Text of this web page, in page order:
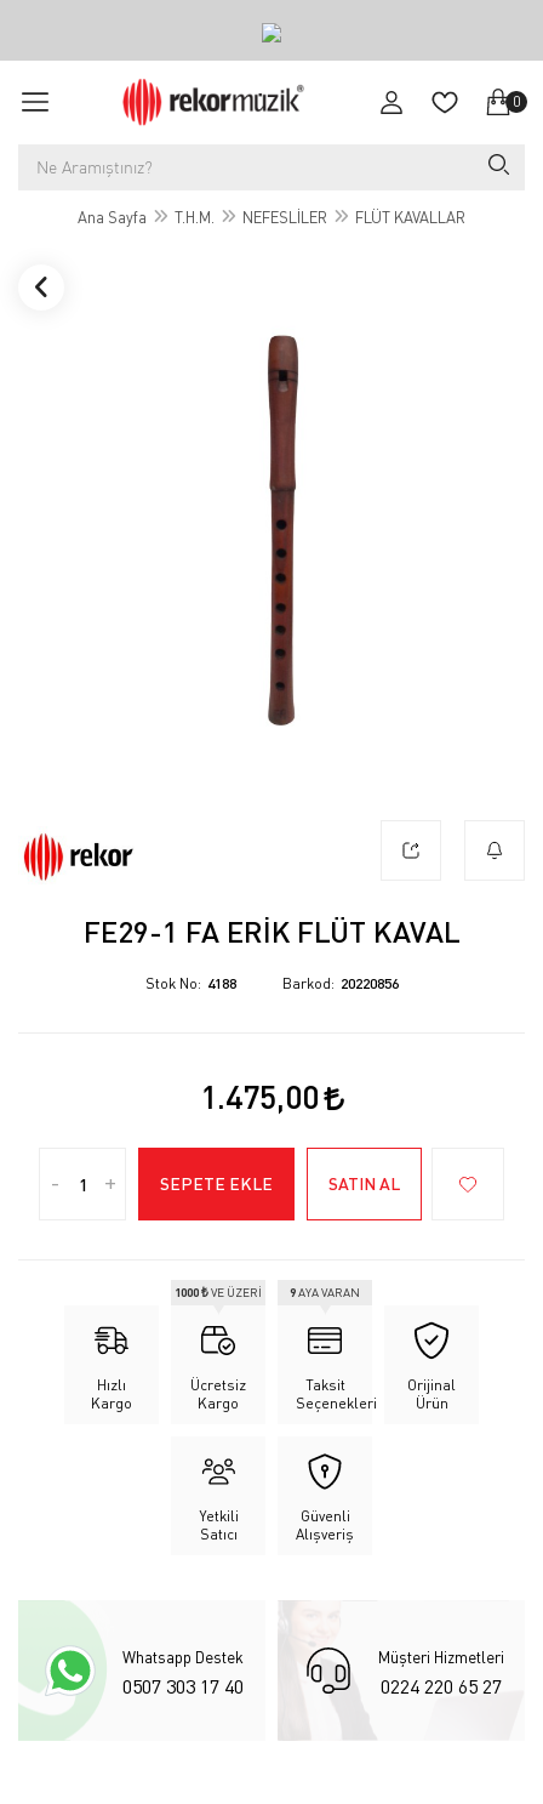
0
Ana Sayfa T.H.M. NEFESLİLER FLÜT KAVALLAR
FE29-1 FA ERIK FLÜT KAVAL
Stok No 4188 Barkod 20220856
1.475,00
- + SEPETE EKLE SATIN AL
Hızlı
Kargo
Ücretsiz
Kargo
1000 ₺VE ÜZERİ
Taksit
Seçenekleri
9AYA VARAN
Orijinal
Ürün
Yetkili
Satıcı
Güvenli
Alışveriş
Whatsapp Destek
0507 303 17 40
Müşteri Hizmetleri
0224 220 65 27